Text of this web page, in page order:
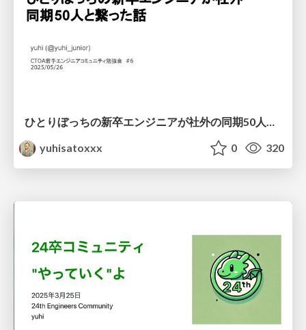
ひとりぼっちの新卒エンジニアが社外の同期50人と繋った話
yuhisatoxxx
0 320